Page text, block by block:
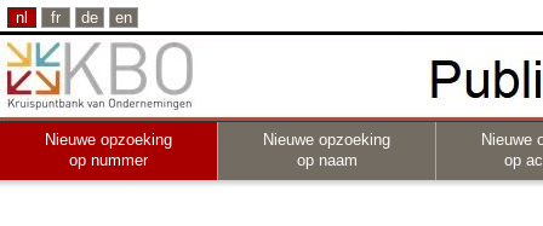
nl fr de en
Nieuwe opzoeking
op nummer
Nieuwe opzoeking
op naam
Nieuwe
op